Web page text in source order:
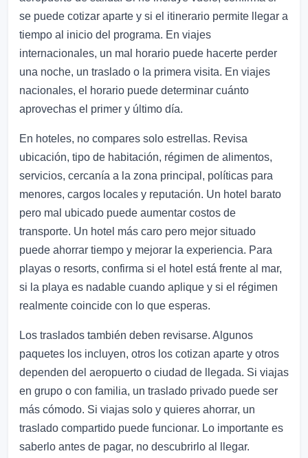
se puede cotizar aparte y si el itinerario permite llegar a
tiempo al inicio del programa. En viajes
internacionales, un mal horario puede hacerte perder
una noche, un traslado o la primera visita. En viajes
nacionales, el horario puede determinar cuánto
aprovechas el primer y último día.
En hoteles, no compares solo estrellas. Revisa
ubicación, tipo de habitación, régimen de alimentos,
servicios, cercanía a la zona principal, políticas para
menores, cargos locales y reputación. Un hotel barato
pero mal ubicado puede aumentar costos de
transporte. Un hotel más caro pero mejor situado
puede ahorrar tiempo y mejorar la experiencia. Para
playas o resorts, confirma si el hotel está frente al mar,
si la playa es nadable cuando aplique y si el régimen
realmente coincide con lo que esperas.
Los traslados también deben revisarse. Algunos
paquetes los incluyen, otros los cotizan aparte y otros
dependen del aeropuerto o ciudad de llegada. Si viajas
en grupo o con familia, un traslado privado puede ser
más cómodo. Si viajas solo y quieres ahorrar, un
traslado compartido puede funcionar. Lo importante es
saberlo antes de pagar, no descubrirlo al llegar.